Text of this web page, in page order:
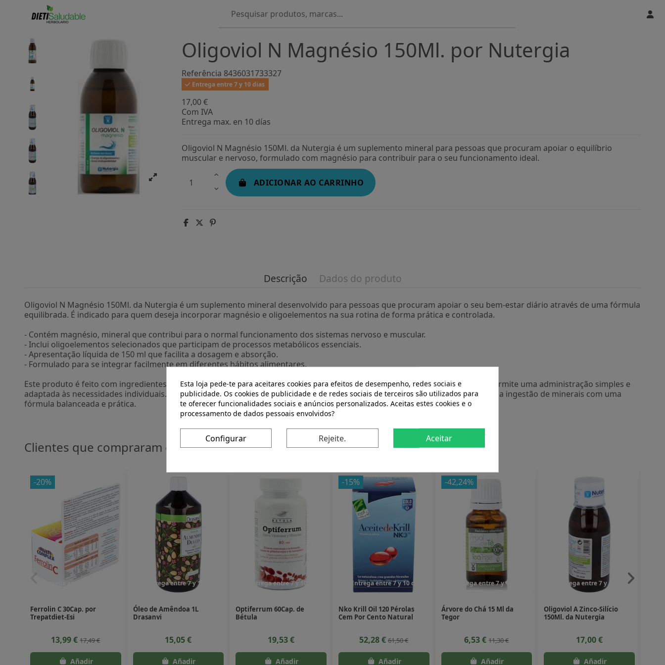
Oligoviol N Magnésio 150Ml. por Nutergia
Referência 8436031733327
Entrega entre 7 y 10 dias
17,00 €
Com IVA
Entrega max. en 10 días
Oligoviol N Magnésio 150Ml. da Nutergia é um suplemento mineral para pessoas que procuram apoiar o equilíbrio
muscular e nervoso, formulado com magnésio para contribuir para o seu funcionamento ideal.
ADICIONAR AO CARRINHO
Descrição Dados do produto
Oligoviol N Magnésio 150Ml. da Nutergia é um suplemento mineral desenvolvido para pessoas que procuram apoiar o seu bem-estar diário através de uma fórmula
equilibrada. É indicado para quem deseja incorporar magnésio e oligoelementos na sua rotina de forma prática e controlada.
- Contém magnésio, mineral que contribui para o normal funcionamento dos sistemas nervoso e muscular.
- Inclui oligoelementos selecionados que participam de processos metabólicos essenciais.
- Apresentação líquida de 150 ml que facilita a dosagem e absorção.
- Formulado para se integrar facilmente em diferentes hábitos alimentares.
Este produto é feito com ingredientes de qualidade que atendem a rigorosos padrões de fabricação. O seu formato líquido permite uma administração simples e
adaptada às necessidades individuais. Oligoviol N Magnésio 150Ml. da Nutergia é uma opção para quem busca complementar a ingestão de minerais com uma
fórmula balanceada e prática.
Clientes que compraram este produto também compraram:
-20%
Ferrolin C 30Cap. por
Trepatdiet-Esi
13,99 €17,49 €
Entrega entre 7 y 10 dias
Óleo de Amêndoa 1L
Drasanvi
15,05 €
Entrega entre 7 y 10 dias
Optiferrum 60Cap. de
Bétula
19,53 €
-15%
Entrega entre 7 y 10 dias
Nko Krill Oil 120 Pérolas
Cem Por Cento Natural
52,28 €61,50 €
-42,24%
Entrega entre 7 y 10 dias
Árvore do Chá 15 Ml da
Tegor
6,53 €11,30 €
Entrega entre 7 y 10 dias
Oligoviol A Zinco-Silício
150Ml. da Nutergia
17,00 €
Esta loja pede-te para aceitares cookies para efeitos de desempenho, redes sociais e
publicidade. Os cookies de publicidade e de redes sociais de terceiros são utilizados para
te oferecer funcionalidades sociais e anúncios personalizados. Aceitas estes cookies e o
processamento de dados pessoais envolvidos?
Configurar Rejeite. Aceitar